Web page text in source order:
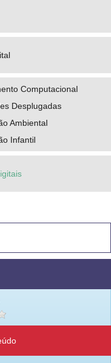
Computacional
Desplugadas
Ambiental
Infantil